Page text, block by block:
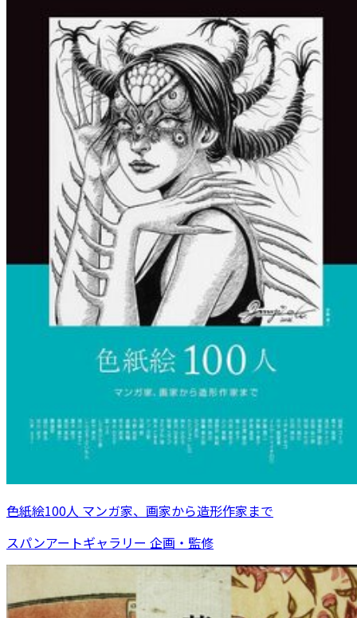
色紙絵100人 マンガ家、画家から造形作家まで
スパンアートギャラリー 企画・監修